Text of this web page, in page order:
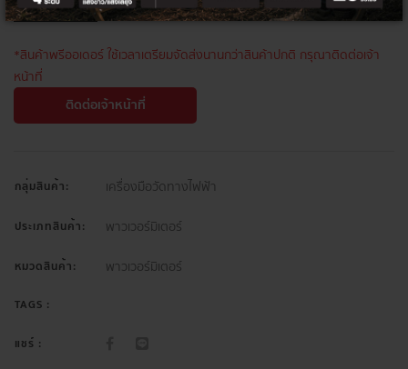
*สินค้าพรีออเดอร์ ใช้เวลาเตรียมจัดส่งนานกว่าสินค้าปกติ กรุณาติดต่อเจ้า
หน้าที่
ติดต่อเจ้าหน้าที่
กลุ่มสินค้า: เครื่องมือวัดทางไฟฟ้า
ประเภทสินค้า: พาวเวอร์มิเตอร์
หมวดสินค้า: พาวเวอร์มิเตอร์
TAGS :
แชร์ :